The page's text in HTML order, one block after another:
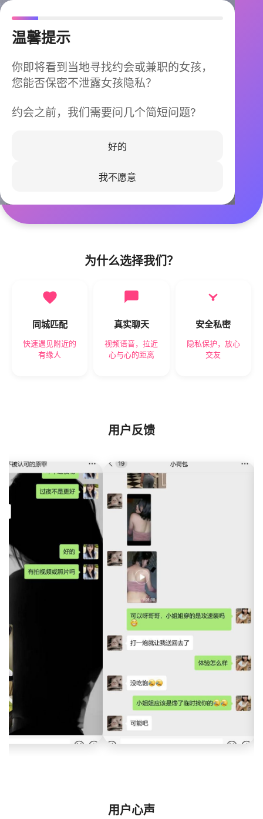
温馨提示
你即将看到当地寻找约会或兼职的女孩，
您能否保密不泄露女孩隐私？
约会之前，我们需要问几个简短问题?
好的
我不愿意
今晚不再孤单
同城快速匹配，马上认识身边的TA
立即下载
为什么选择我们？
同城匹配
快速遇见附近的
有缘人
真实聊天
视频语音，拉近
心与心的距离
安全私密
隐私保护，放心
交友
用户反馈
用户心声